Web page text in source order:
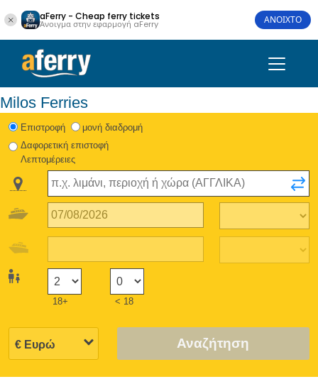
aFerry - Cheap ferry tickets
Άνοιγμα στην εφαρμογή aFerry ΑΝΟΙΧΤΟ
Milos Ferries
Eπιστροφή
μονή διαδρομή
Δαφορετική επιστοφή
Λεπτομέρειες
18+ < 18
Αναζήτηση